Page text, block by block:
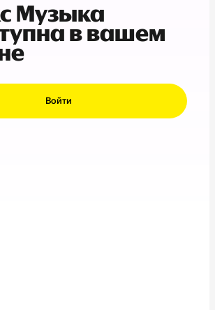
Музыка
в вашем
Войти